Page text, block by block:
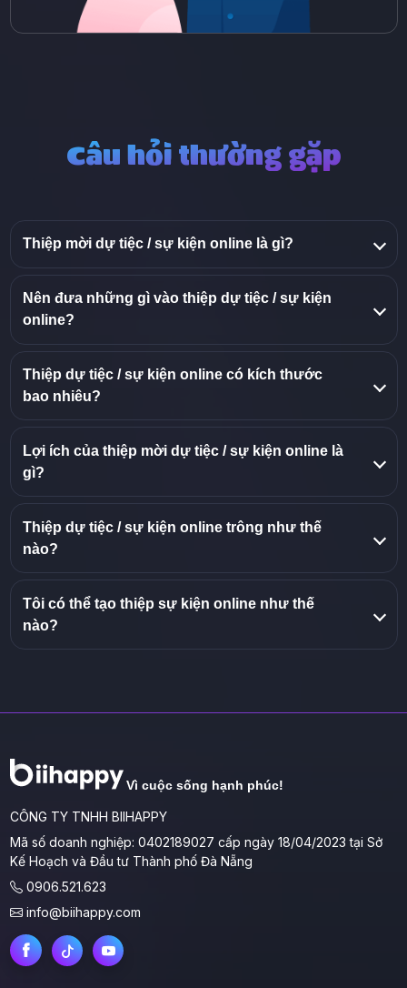
Câu hỏi thường gặp
Thiệp mời dự tiệc / sự kiện online là gì?
Nên đưa những gì vào thiệp dự tiệc / sự kiện
online?
Thiệp dự tiệc / sự kiện online có kích thước
bao nhiêu?
Lợi ích của thiệp mời dự tiệc / sự kiện online là
gì?
Thiệp dự tiệc / sự kiện online trông như thế
nào?
Tôi có thể tạo thiệp sự kiện online như thế
nào?
Vì cuộc sống hạnh phúc!
CÔNG TY TNHH BIIHAPPY
Mã số doanh nghiệp: 0402189027 cấp ngày 18/04/2023 tại Sở
Kế Hoạch và Đầu tư Thành phố Đà Nẵng
0906.521.623
info@biihappy.com